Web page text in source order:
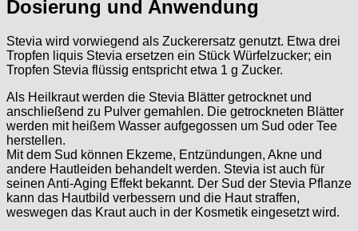
Dosierung und Anwendung
Stevia wird vorwiegend als Zuckerersatz genutzt. Etwa drei
Tropfen liquis Stevia ersetzen ein Stück Würfelzucker; ein
Tropfen Stevia flüssig entspricht etwa 1 g Zucker.
Als Heilkraut werden die Stevia Blätter getrocknet und
anschließend zu Pulver gemahlen. Die getrockneten Blätter
werden mit heißem Wasser aufgegossen um Sud oder Tee
herstellen.
Mit dem Sud können Ekzeme, Entzündungen, Akne und
andere Hautleiden behandelt werden. Stevia ist auch für
seinen Anti-Aging Effekt bekannt. Der Sud der Stevia Pflanze
kann das Hautbild verbessern und die Haut straffen,
weswegen das Kraut auch in der Kosmetik eingesetzt wird.